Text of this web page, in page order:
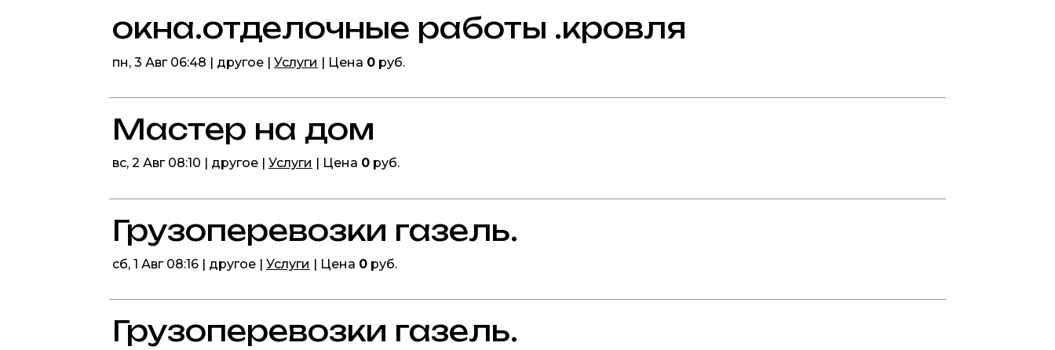
окна.отделочные работы .кровля
пн, 3 Авг 06:48 | другое | Услуги | Цена 0 руб.
Мастер на дом
вс, 2 Авг 08:10 | другое | Услуги | Цена 0 руб.
Грузоперевозки газель.
сб, 1 Авг 08:16 | другое | Услуги | Цена 0 руб.
Грузоперевозки газель.